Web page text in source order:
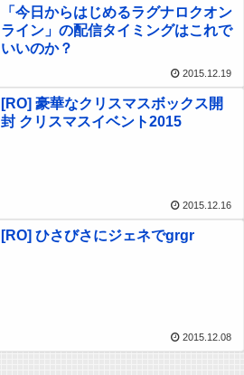
「今日からはじめるラグナロクオン
ライン」の配信タイミングはこれで
いいのか？
2015.12.19
[RO] 豪華なクリスマスボックス開
封 クリスマスイベント2015
2015.12.16
[RO] ひさびさにジェネでgrgr
2015.12.08